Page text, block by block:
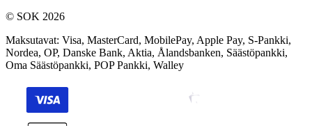
© SOK 2026
Maksutavat: Visa, MasterCard, MobilePay, Apple Pay, S-Pankki,
Nordea, OP, Danske Bank, Aktia, Ålandsbanken, Säästöpankki,
Oma Säästöpankki, POP Pankki, Walley